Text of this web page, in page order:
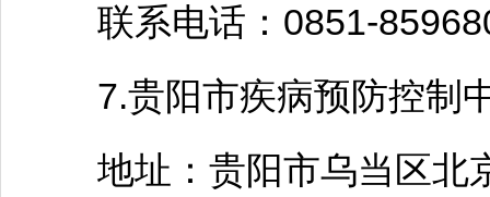
联系电话：0851-
7.贵阳市疾病预防控制
地址： 贵阳市乌当 区北